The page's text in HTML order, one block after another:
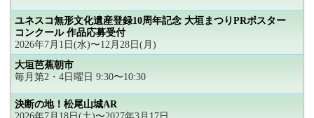
ユネスコ無形文化遺産登録10周年記念 大垣まつりPRポスター
コンクール 作品応募受付
2026年7月1日(水)〜12月28日(月)
大垣芭蕉朝市
毎月第2・4日曜日 9:30〜10:30
決断の地！松尾山城AR